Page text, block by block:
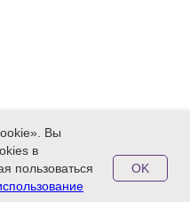
Вы
в
пользоваться
OK